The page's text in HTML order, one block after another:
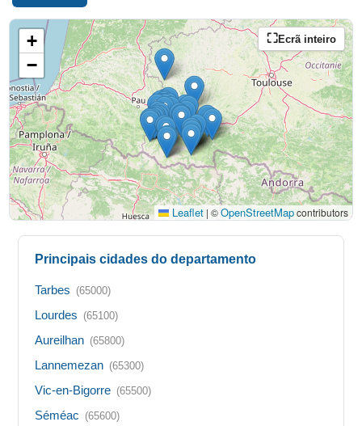
Ecrã inteiro
+
−
Leaflet | ©OpenStreetMapcontributors
Principais cidades do departamento
Tarbes (65000)
Lourdes (65100)
Aureilhan (65800)
Lannemezan (65300)
Vic-en-Bigorre (65500)
Séméac (65600)